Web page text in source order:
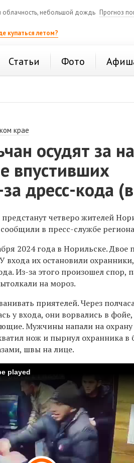
облачность, небольшой дождь Прогноз
купаться летом?
Статьи Фото
крае
осудят за
впустивших
дресс-кода
четверо жителей
в пресс-службе
2024 года в Норильске. Двое
У входа их остановили охранники,
Из-за этого произошел спор,
на мороз.
приятелей. Через
у входа, они ворвались в фойе,
.Мужчины напали на
нож и пырнул охранника в
швы на лице.
played